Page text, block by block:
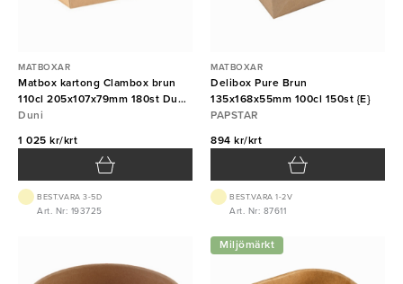
MATBOXAR
Matbox kartong Clambox brun
110cl 205x107x79mm 180st Duni
{E}
Duni
1 025 kr/krt
BEST.VARA 3-5D
Art. Nr: 193725
MATBOXAR
Delibox Pure Brun
135x168x55mm 100cl 150st {E}
PAPSTAR
894 kr/krt
BEST.VARA 1-2V
Art. Nr: 87611
Miljömärkt